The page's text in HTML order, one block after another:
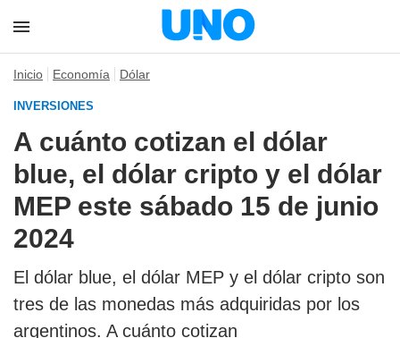
Inicio Economía Dólar
INVERSIONES
A cuánto cotizan el dólar
blue, el dólar cripto y el dólar
MEP este sábado 15 de junio
2024
El dólar blue, el dólar MEP y el dólar cripto son
tres de las monedas más adquiridas por los
argentinos. A cuánto cotizan